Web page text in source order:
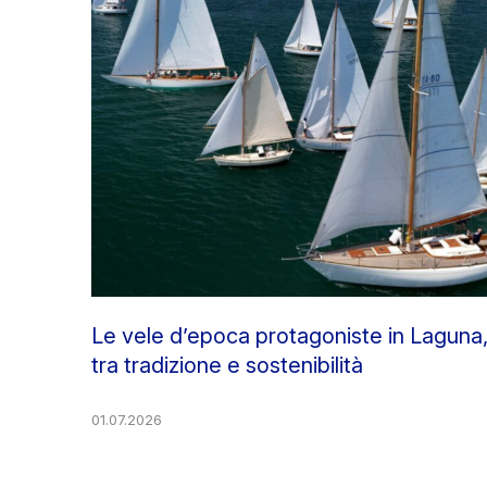
Le vele d’epoca protagoniste in Laguna,
tra tradizione e sostenibilità
01.07.2026